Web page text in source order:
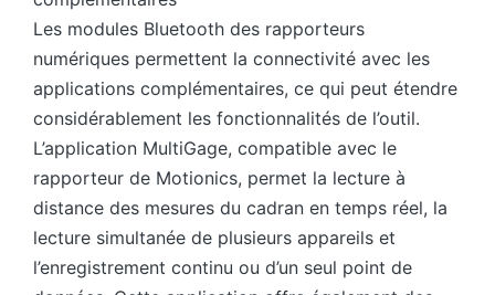
Les modules Bluetooth des rapporteurs
numériques permettent la connectivité avec les
applications complémentaires, ce qui peut étendre
considérablement les fonctionnalités de l’outil.
L’application MultiGage, compatible avec le
rapporteur de Motionics, permet la lecture à
distance des mesures du cadran en temps réel, la
lecture simultanée de plusieurs appareils et
l’enregistrement continu ou d’un seul point de